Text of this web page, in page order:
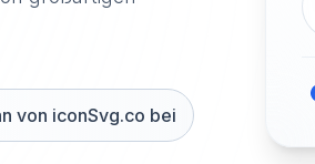
von iconSvg.co bei